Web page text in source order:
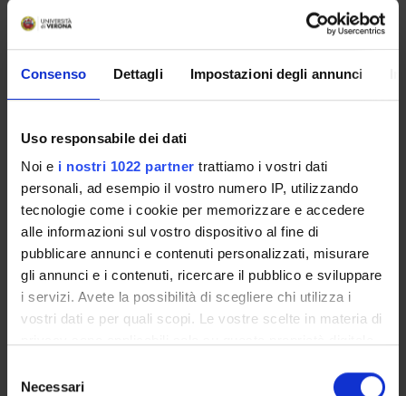
Consenso Dettagli Impostazioni degli annunci
Uso responsabile dei dati
Noi e i nostri 1022 partner trattiamo i vostri dati
personali, ad esempio il vostro numero IP, utilizzando
tecnologie come i cookie per memorizzare e accedere
alle informazioni sul vostro dispositivo al fine di
pubblicare annunci e contenuti personalizzati, misurare
gli annunci e i contenuti, ricercare il pubblico e sviluppare
i servizi. Avete la possibilità di scegliere chi utilizza i
vostri dati e per quali scopi. Le vostre scelte in materia di
modificare o revocare il proprio consenso in qualsiasi
Necessari
Chronic clinical nursing care
MED/09
,MED/13
,MED/26
,MED/34
,MED/45
surgical area
,MED/41
,MED/45
Clinical nursing care in
medical area
8 B
MED/06
,MED/09
,MED/10
,MED/45